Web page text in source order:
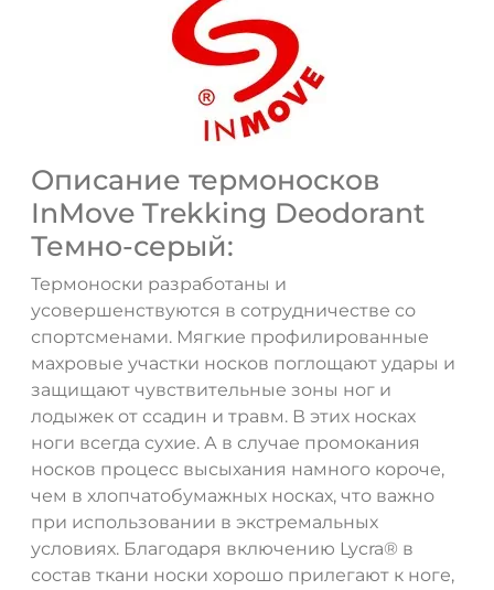
Описание термоносков
InMove Trekking Deodorant
Темно-серый:
Термоноски разработаны и
усовершенствуются в сотрудничестве со
спортсменами. Мягкие профилированные
махровые участки носков поглощают удары и
защищают чувствительные зоны ног и
лодыжек от ссадин и травм. В этих носках
ноги всегда сухие. А в случае промокания
носков процесс высыхания намного короче,
чем в хлопчатобумажных носках, что важно
при использовании в экстремальных
условиях. Благодаря включению Lycra® в
состав ткани носки хорошо прилегают к ноге,
ДА НЕТ